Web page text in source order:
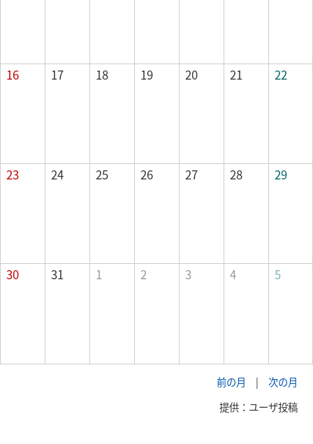
16 17 18 19 20 21 22
23 24 25 26 27 28 29
30 31 1 2 3 4 5
前の月 | 次の月
提供：ユーザ投稿